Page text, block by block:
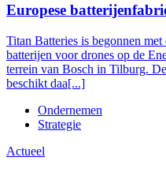
Europese
Titan Batteries is begonnen met
batterijen voor drones op de
terrein van Bosch in Tilburg.
beschikt daa[...]
Ondernemen
Strategie
Actueel